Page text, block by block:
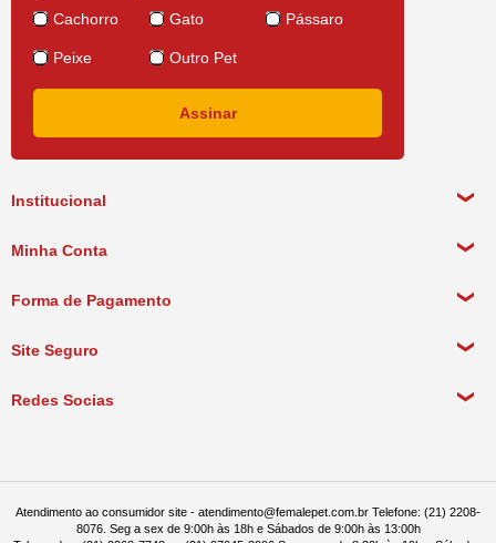
Institucional
Política de Pagamento
Política de Entrega
Minha Conta
Forma de Pagamento
Site Seguro
Redes Socias
Cachorro
Gato Pássaro
Peixe Outro Pet
Atendimento ao consumidor site - atendimento@femalepet.com.br Telefone: (21) 2208-
8076. Seg a sex de 9:00h às 18h e Sábados de 9:00h às 13:00h